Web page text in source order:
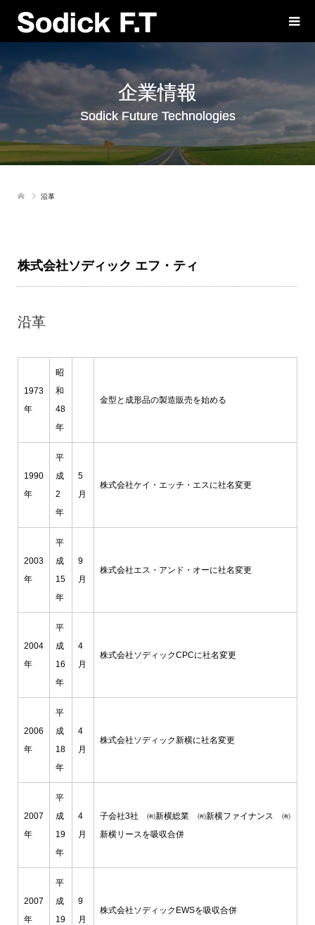
企業情報
Sodick Future Technologies
沿革
株式会社ソディック エフ・ティ
沿革
1973
年
昭
和
48
年
金型と成形品の製造販売を始める
1990
年
平
成
2
年
5
月
株式会社ケイ・エッチ・エスに社名変更
2003
年
平
成
15
年
9
月
株式会社エス・アンド・オーに社名変更
2004
年
平
成
16
年
4
月
株式会社ソディックCPCに社名変更
2006
年
平
成
18
年
4
月
株式会社ソディック新横に社名変更
2007
年
平
成
19
年
4
月
子会社3社 ㈲新横総業 ㈲新横ファイナンス ㈲
新横リースを吸収合併
2007
年
平
成
19
9
月
株式会社ソディックEWSを吸収合併